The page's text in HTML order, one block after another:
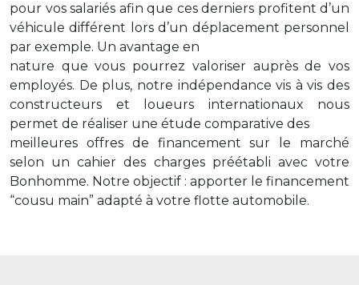
pour vos salariés afin que ces derniers profitent d’un
véhicule différent lors d’un déplacement personnel
par exemple. Un avantage en
nature que vous pourrez valoriser auprès de vos
employés. De plus, notre indépendance vis à vis des
constructeurs et loueurs internationaux nous
permet de réaliser une étude comparative des
meilleures offres de financement sur le marché
selon un cahier des charges préétabli avec votre
Bonhomme. Notre objectif : apporter le financement
“cousu main” adapté à votre flotte automobile.